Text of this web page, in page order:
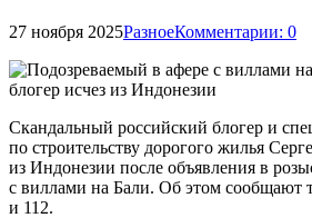
27 ноября 2025РазноеКомментарии: 0
Скандальный российский блогер и
по строительству дорогого жилья
из Индонезии после объявления в
с виллами на Бали. Об этом сообщают
и 112.